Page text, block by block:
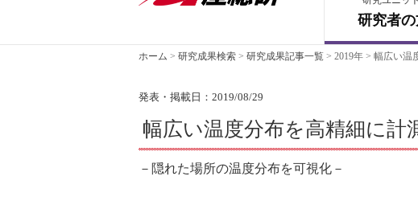
研究者
ホーム > 研究成果検索 > 研究成果記事一覧 > 2019年 > 幅広い温
発表・掲載日：2019/08/29
幅広い温度分布を高精細に
－隠れた場所の温度分布を可視化－